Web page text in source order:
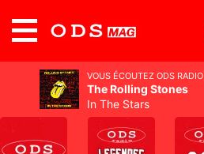
VOUS ÉCOUTEZ ODS RADIO
The Rolling Stones
In The Stars